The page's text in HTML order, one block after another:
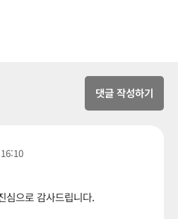
댓글 작성하기
심으로 감사드립니다.